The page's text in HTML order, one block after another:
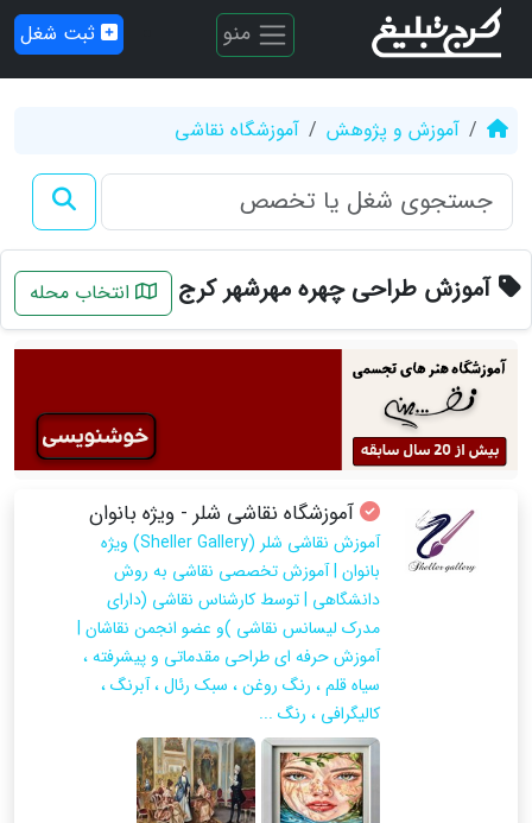
منو ثبت شغل
آموزش و پژوهش آموزشگاه نقاشی
آموزش طراحی چهره مهرشهر کرج انتخاب محله
آموزشگاه نقاشی شلر - ویژه بانوان
آموزش نقاشی شلر (Sheller Gallery) ویژه
بانوان | آموزش تخصصی نقاشی به روش
دانشگاهی | توسط کارشناس نقاشی (دارای
مدرک لیسانس نقاشی )و عضو انجمن نقاشان |
آموزش حرفه ای طراحی مقدماتی و پیشرفته ،
سیاه قلم ، رنگ روغن ، سبک رئال ، آبرنگ ،
کالیگرافی ، رنگ ...